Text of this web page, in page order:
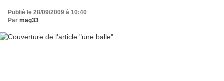
Publié le 28/09/2009 à 10:40
Par mag33